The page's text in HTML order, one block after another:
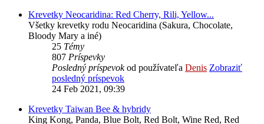
Krevetky Neocaridina: Red Cherry, Rili, Yellow...
Všetky krevetky rodu Neocaridina (Sakura, Chocolate,
Bloody Mary a iné)
25 Témy
807 Príspevky
Posledný príspevokod používateľa Denis Zobraziť
posledný príspevok
24 Feb 2021, 09:39
Krevetky Taiwan Bee & hybridy
King Kong, Panda, Blue Bolt, Red Bolt, Wine Red, Red